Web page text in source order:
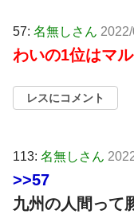
57: 名無しさん
わいの1位はマ
レスにコメント
113: 名無しさん
>>57
九州の人間って